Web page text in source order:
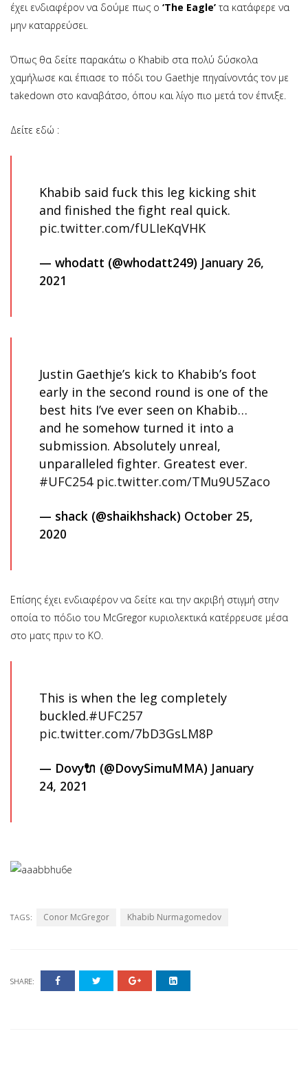
έχει ενδιαφέρον να δούμε πως ο ‘The Eagle’ τα κατάφερε να
μην καταρρεύσει.
Όπως θα δείτε παρακάτω ο Khabib στα πολύ δύσκολα
χαμήλωσε και έπιασε το πόδι του Gaethje πηγαίνοντάς τον με
takedown στο καναβάτσο, όπου και λίγο πιο μετά τον έπνιξε.
Δείτε εδώ :
Khabib said fuck this leg kicking shit
and finished the fight real quick.
pic.twitter.com/fULIeKqVHK
— whodatt (@whodatt249) January 26,
2021
Justin Gaethje’s kick to Khabib’s foot
early in the second round is one of the
best hits I’ve ever seen on Khabib…
and he somehow turned it into a
submission. Absolutely unreal,
unparalleled fighter. Greatest ever.
#UFC254 pic.twitter.com/TMu9U5Zaco
— shack (@shaikhshack) October 25,
2020
Επίσης έχει ενδιαφέρον να δείτε και την ακριβή στιγμή στην
οποία το πόδιο του McGregor κυριολεκτικά κατέρρευσε μέσα
στο ματς πριν το ΚΟ.
This is when the leg completely
buckled.#UFC257
pic.twitter.com/7bD3GsLM8P
— Dovy🔌 (@DovySimuMMA) January
24, 2021
TAGS: Conor McGregor Khabib Nurmagomedov
SHARE: